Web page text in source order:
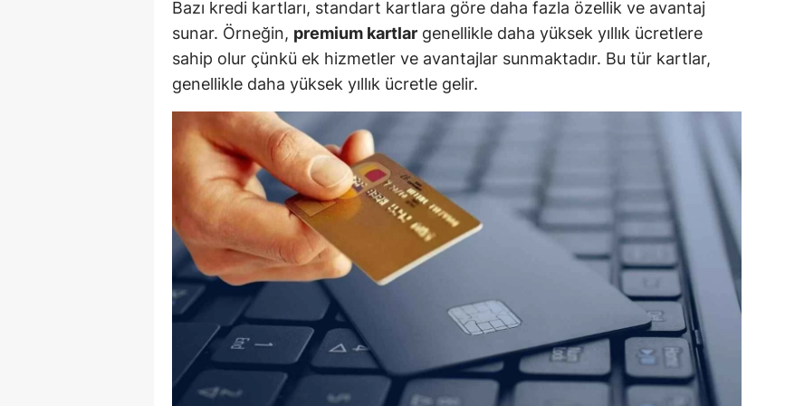
Yalova
Kilis
Osmaniye
Düzce
Bazı kredi kartları, standart kartlara göre daha fazla özellik ve avantaj
sunar. Örneğin, premium kartlar genellikle daha yüksek yıllık ücretlere
sahip olur çünkü ek hizmetler ve avantajlar sunmaktadır. Bu tür kartlar,
genellikle daha yüksek yıllık ücretle gelir.